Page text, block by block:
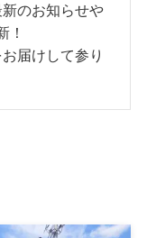
のお知らせや
！
届けして参り